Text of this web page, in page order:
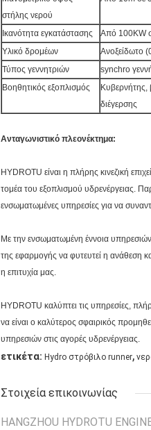
στήλης νερού
Ικανότητα εγκατάστασης
Από 100KW
Υλικό δρομέων
Ανοξείδωτο
Τύπος γεννητριών
synchro
Βοηθητικός εξοπλισμός
Κυβερνήτης,
διέγερσης
Ανταγωνιστικό πλεονέκτημα:
HYDROTU είναι η πλήρης κινεζική
τομέα του εξοπλισμού υδρενέργειας.
ενσωματωμένες υπηρεσίες για να
Με την ενσωματωμένη έννοια
της εφαρμογής να φυτευτεί η ανάθεση
η επιτυχία μας.
HYDROTU καλύπτει τις υπηρεσίες,
να είναι ο καλύτερος σφαιρικός
υπηρεσιών στις αγορές υδρενέργειας.
ετικέτα: Hydro στρόβιλο runner,
Στοιχεία επικοινωνίας
HANGZHOU HYDROTU